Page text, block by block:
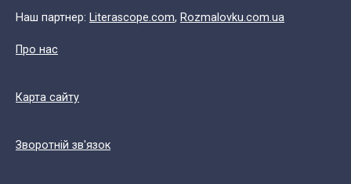
Наш партнер: Literascope.com, Rozmalovku.com.ua
Про нас
Карта сайту
Зворотній зв'язок